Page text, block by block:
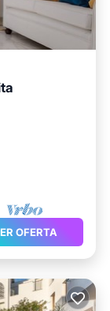
OFERTA